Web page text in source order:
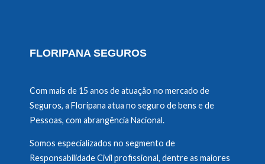
FLORIPANA SEGUROS
Com mais de 15 anos de atuação no mercado de
Seguros, a Floripana atua no seguro de bens e de
Pessoas, com abrangência Nacional.
Somos especializados no segmento de
Responsabilidade Civil profissional, dentre as maiores